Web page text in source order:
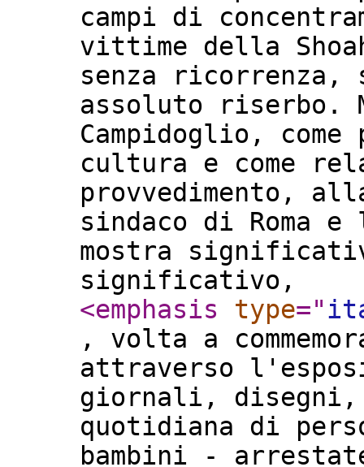
campi di
vittime della
senza ricorrenza,
assoluto riserbo.
Campidoglio,
cultura e come
provvedimento,
sindaco di Roma
mostra
significativo,
<emphasis
type="
, volta a
attraverso
giornali,
quotidiana di
bambini -